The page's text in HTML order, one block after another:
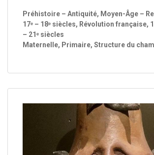
Préhistoire – Antiquité, Moyen-Âge –
17ᵉ – 18ᵉ siècles, Révolution française,
– 21ᵉ siècles
Maternelle, Primaire, Structure du